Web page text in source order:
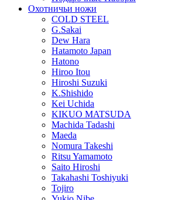
Охотничьи ножи
COLD STEEL
G.Sakai
Dew Hara
Hatamoto Japan
Hatono
Hiroo Itou
Hiroshi Suzuki
K.Shishido
Kei Uchida
KIKUO MATSUDA
Machida Tadashi
Maeda
Nomura Takeshi
Ritsu Yamamoto
Saito Hiroshi
Takahashi Toshiyuki
Tojiro